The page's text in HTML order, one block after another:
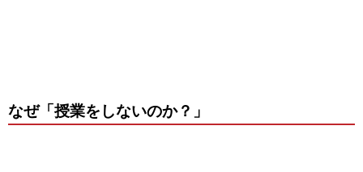
なぜ「授業をしないのか？」